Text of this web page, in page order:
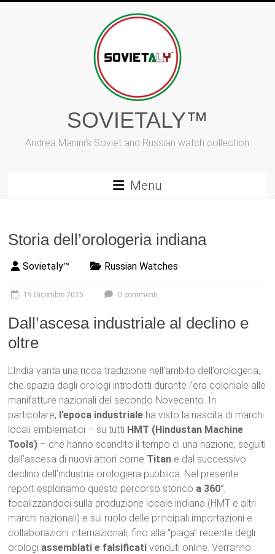
SOVIETALY™
Andrea Manini's Soviet and Russian watch collection
Menu
Storia dell’orologeria indiana
Sovietaly™ Russian Watches
19 Dicembre 2025 0 commenti
Dall’ascesa industriale al declino e
oltre
L’India vanta una ricca tradizione nell’ambito dell’orologeria,
che spazia dagli orologi introdotti durante l’era coloniale alle
manifatture nazionali del secondo Novecento. In
particolare, l’epoca industriale ha visto la nascita di marchi
locali emblematici – su tutti HMT (Hindustan Machine
Tools) – che hanno scandito il tempo di una nazione, seguiti
dall’ascesa di nuovi attori come Titan e dal successivo
declino dell’industria orologiera pubblica. Nel presente
report esploriamo questo percorso storico a 360°,
focalizzandoci sulla produzione locale indiana (HMT e altri
marchi nazionali) e sul ruolo delle principali importazioni e
collaborazioni internazionali, fino alla “piaga” recente degli
orologi assemblati e falsificati venduti online. Verranno